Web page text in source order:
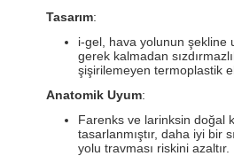
Tasarım:
i-gel, hava yolunun şekline
gerek kalmadan
şişirilemeyen termoplastik
Anatomik Uyum:
Farenks ve larinksin doğal
tasarlanmıştır, daha iyi bir
yolu travması riskini azaltır.